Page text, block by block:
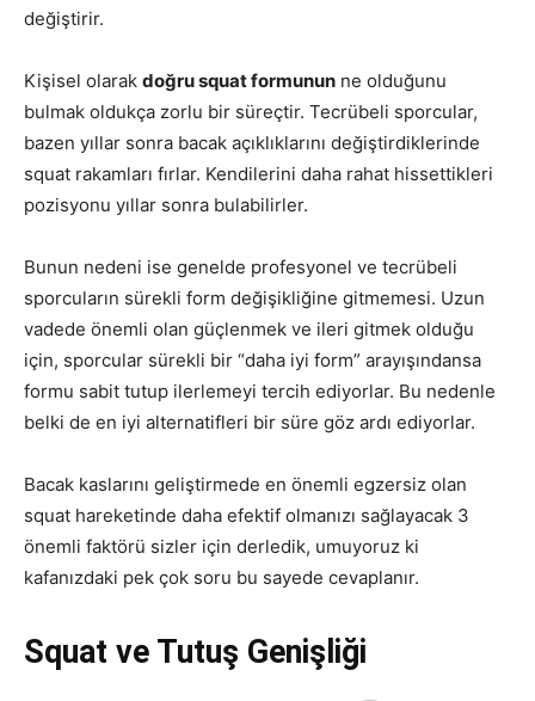
değiştirir.
Kişisel olarak doğru squat formunun ne olduğunu
bulmak oldukça zorlu bir süreçtir. Tecrübeli sporcular,
bazen yıllar sonra bacak açıklıklarını değiştirdiklerinde
squat rakamları fırlar. Kendilerini daha rahat hissettikleri
pozisyonu yıllar sonra bulabilirler.
Bunun nedeni ise genelde profesyonel ve tecrübeli
sporcuların sürekli form değişikliğine gitmemesi. Uzun
vadede önemli olan güçlenmek ve ileri gitmek olduğu
için, sporcular sürekli bir “daha iyi form” arayışındansa
formu sabit tutup ilerlemeyi tercih ediyorlar. Bu nedenle
belki de en iyi alternatifleri bir süre göz ardı ediyorlar.
Bacak kaslarını geliştirmede en önemli egzersiz olan
squat hareketinde daha efektif olmanızı sağlayacak 3
önemli faktörü sizler için derledik, umuyoruz ki
kafanızdaki pek çok soru bu sayede cevaplanır.
Squat ve Tutuş Genişliği